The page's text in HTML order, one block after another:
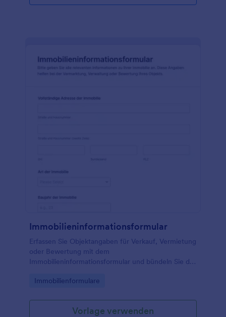
Immobilieninformationsformular
Erfassen Sie Objektangaben für Verkauf, Vermietung
oder Bewertung mit dem
Immobilieninformationsformular und bündeln Sie die
die sich in Jotform schnell anpassen und teilen lässt.
Go to Category:
Immobilienformulare
Vorlage verwenden